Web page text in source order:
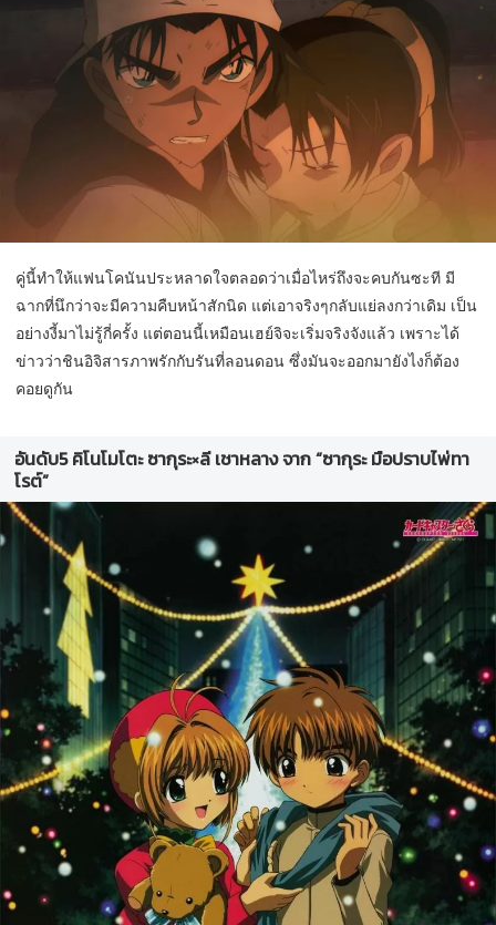
คู่นี้ทำให้แฟนโคนันประหลาดใจตลอดว่าเมื่อไหร่ถึงจะคบกันซะที มี
ฉากที่นึกว่าจะมีความคืบหน้าสักนิด แต่เอาจริงๆกลับแย่ลงกว่าเดิม เป็น
อย่างงี้มาไม่รู้กี่ครั้ง แต่ตอนนี้เหมือนเฮย์จิจะเริ่มจริงจังแล้ว เพราะได้
ข่าวว่าชินอิจิสารภาพรักกับรันที่ลอนดอน ซึ่งมันจะออกมายังไงก็ต้อง
คอยดูกัน
อันดับ5 คิโนโมโตะ ซากุระ×ลี เชาหลาง จาก “ซากุระ มือปราบไพ่ทา
โรต์”